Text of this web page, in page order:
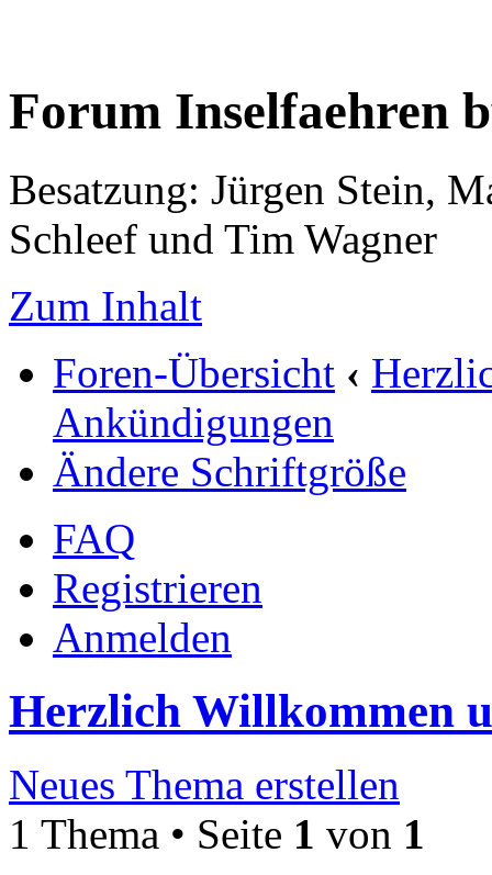
Forum Inselfaehren
Besatzung: Jürgen Stein,
Schleef und Tim Wagner
Zum Inhalt
Foren-Übersicht ‹
Ankündigungen
Ändere Schriftgröße
FAQ
Registrieren
Anmelden
Herzlich Willkommen
Neues Thema erstellen
1 Thema • Seite 1 von 1